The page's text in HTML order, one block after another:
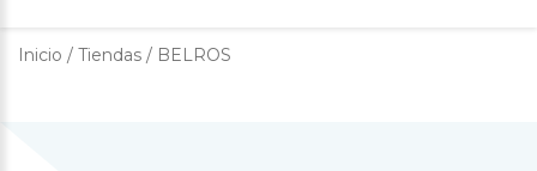
Inicio / Tiendas / BELROS